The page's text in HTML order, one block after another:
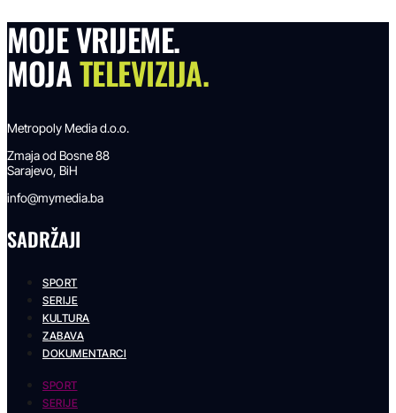
MOJE VRIJEME.
MOJATELEVIZIJA.
Metropoly Media d.o.o.
Zmaja od Bosne 88
Sarajevo, BiH
info@mymedia.ba
SADRŽAJI
SPORT
SERIJE
KULTURA
ZABAVA
DOKUMENTARCI
SPORT
SERIJE